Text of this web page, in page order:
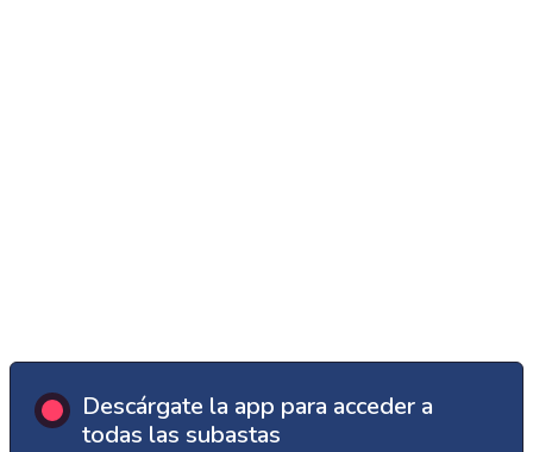
Descárgate la app para acceder a
todas las subastas